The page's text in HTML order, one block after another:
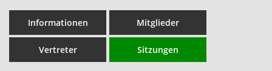
Informationen Mitglieder
Vertreter Sitzungen